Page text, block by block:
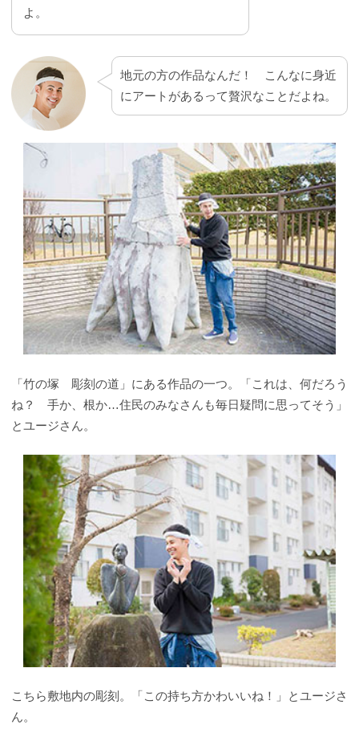
よ。
地元の方の作品なんだ！ こんなに身近
にアートがあるって贅沢なことだよね。
「竹の塚 彫刻の道」にある作品の一つ。「これは、何だろう
ね？ 手か、根か…住民のみなさんも毎日疑問に思ってそう」
とユージさん。
こちら敷地内の彫刻。「この持ち方かわいいね！」とユージさ
ん。